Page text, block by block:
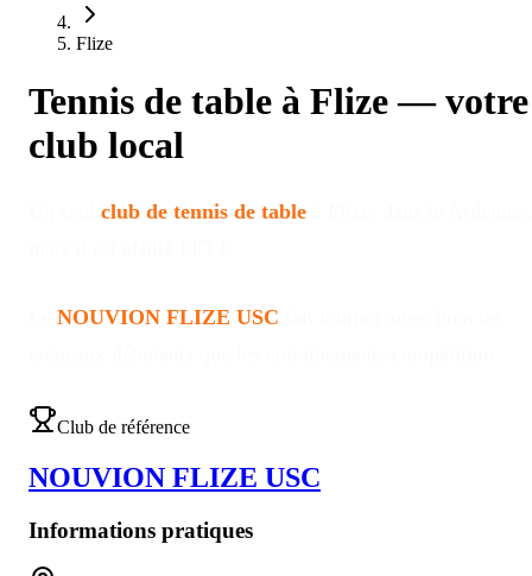
Flize
Tennis de table à Flize—votre
club local
club de tennis de table
NOUVION FLIZE USC
Club de référence
NOUVION FLIZE USC
Informations pratiques